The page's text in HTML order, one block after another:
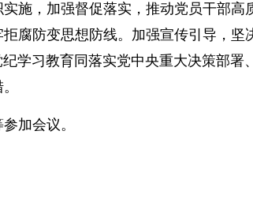
，加强督促落实，推动党员干部高
腐防变思想防线。加强宣传引导，坚
学习教育同落实党中央重大决策部
加会议。